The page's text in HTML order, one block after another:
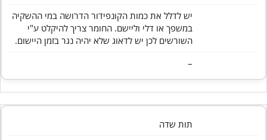
יש לדלל את כמות הקונפידור הדרושה במי ההשקיה
במשפך או דלי וליישם. החומר צריך להיקלט ע"י
השורשים לכן יש לדאוג שלא יהיה נגר בזמן היישום.
–
תות שדה